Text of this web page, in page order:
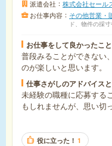
派遣会社 株式会社セール
お仕事内容 その他営業・
ド、物件の採
お仕事をして良かったこ
普段みることができない
のが楽しいと思います。
仕事さがしのアドバイス
未経験の職種に応募する
もしれませんが、思い切
見できることになるか
ださい！役に立った！ 1